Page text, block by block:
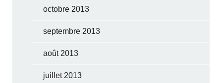
octobre 2013
septembre 2013
août 2013
juillet 2013